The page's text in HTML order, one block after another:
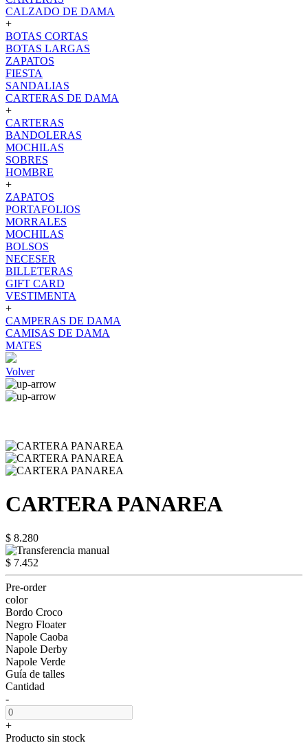
CALZADO DE DAMA
+
BOTAS CORTAS
BOTAS LARGAS
ZAPATOS
FIESTA
SANDALIAS
CARTERAS DE DAMA
+
CARTERAS
BANDOLERAS
MOCHILAS
SOBRES
HOMBRE
+
ZAPATOS
PORTAFOLIOS
MORRALES
MOCHILAS
BOLSOS
NECESER
BILLETERAS
GIFT CARD
VESTIMENTA
+
CAMPERAS DE DAMA
CAMISAS DE DAMA
MATES
Volver
CARTERA PANAREA
$ 8.280
$ 7.452
Pre-order
color
Bordo Croco
Negro Floater
Napole Caoba
Napole Derby
Napole Verde
Guía de talles
Cantidad
-
+
Producto sin stock